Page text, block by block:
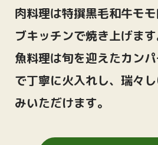
肉料理は特撰黒毛和牛モ
ブキッチンで焼き上げます
魚料理は旬を迎えたカン
で丁寧に火入れし、瑞々
みいただけます。